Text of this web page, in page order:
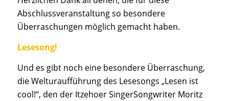
Abschlussveranstaltung so besondere
Überraschungen möglich gemacht haben.
Lesesong!
Und es gibt noch eine besondere Überraschung,
die Welturaufführung des Lesesongs „Lesen ist
cool!“, den der Itzehoer SingerSongwriter Moritz